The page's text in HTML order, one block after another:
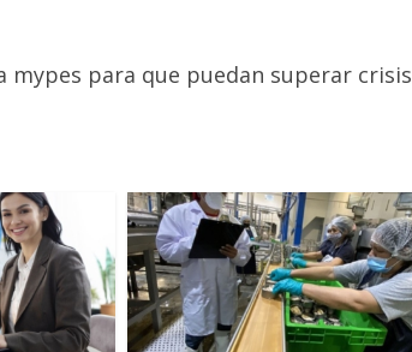
para que puedan superar crisis